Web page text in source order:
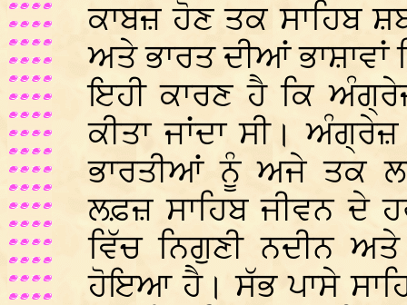
ਕਾਬਜ਼ ਹੋਣ ਤਕ ਸਾਹਿਬ
ਅਤੇ ਭਾਰਤ ਦੀਆਂ
ਇਹੀ ਕਾਰਣ ਹੈ ਕਿ
ਕੀਤਾ ਜਾਂਦਾ ਸੀ।
ਭਾਰਤੀਆਂ ਨੂੰ ਅਜੇ ਤਕ
ਲਫ਼ਜ਼ ਸਾਹਿਬ ਜੀਵਨ ਦੇ
ਵਿੱਚ ਨਿਗੁਣੀ ਨਦੀਨ
ਹੋਇਆ ਹੈ। ਸੱਭ ਪਾਸੇ